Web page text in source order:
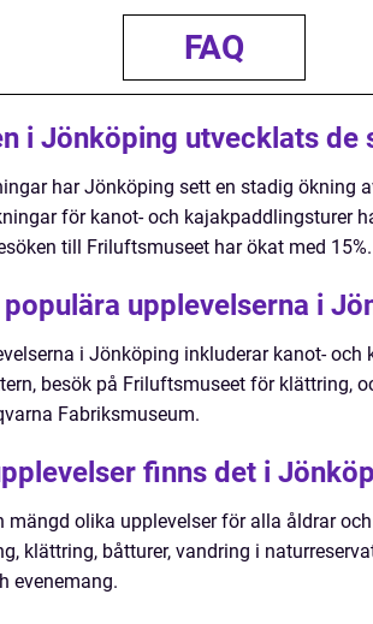
FAQ
i Jönköping utvecklats de
har Jönköping sett en stadig ökning
för kanot- och kajakpaddlingsturer
till Friluftsmuseet har ökat med 15%.
upplevelserna i
i Jönköping inkluderar kanot- och
besök på Friluftsmuseet för klättring,
Fabriksmuseum.
finns det i
mängd olika upplevelser för alla åldrar
klättring, båtturer, vandring i
evenemang.